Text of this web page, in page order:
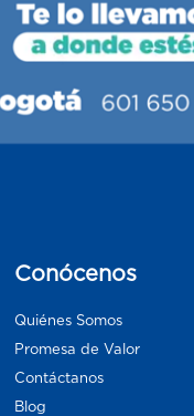
Conócenos
Quiénes Somos
Promesa de Valor
Contáctanos
Blog